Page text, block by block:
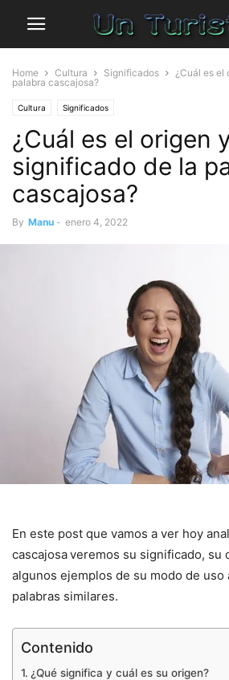
Home Cultura Significados
¿Cuál es el
palabra cascajosa?
Cultura Significados
¿Cuál es el origen
significado de la
cascajosa?
By Manu - enero 4, 2022
En este post que vamos a ver hoy
cascajosaveremos su significado, su
algunos ejemplos de su modo de uso
palabras similares.
Contenido
¿Qué significa y cuál es su origen?